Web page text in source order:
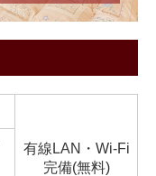
有線LAN・Wi-Fi
完備(無料)